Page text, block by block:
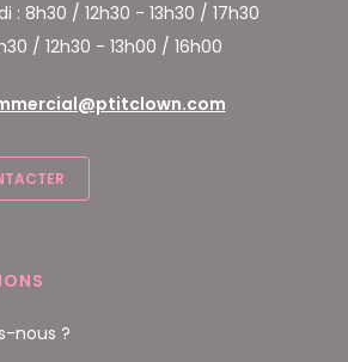
: 8h30 / 12h30 - 13h30 / 17h30
/ 12h30 - 13h00 / 16h00
nous ?